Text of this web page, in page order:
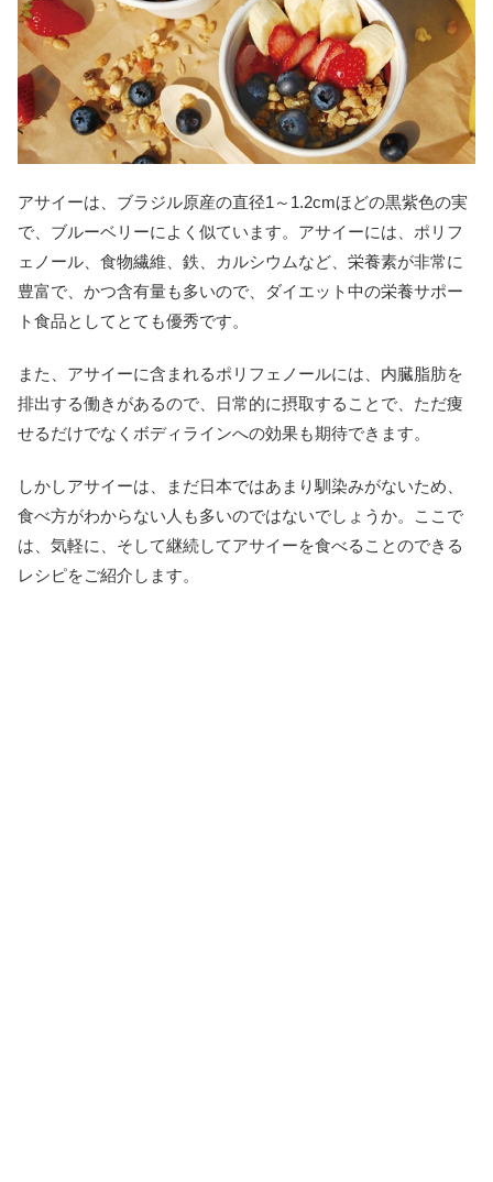
アサイーは、ブラジル原産の直径1～1.2cmほどの黒紫色の実
で、ブルーベリーによく似ています。アサイーには、ポリフ
ェノール、食物繊維、鉄、カルシウムなど、栄養素が非常に
豊富で、かつ含有量も多いので、ダイエット中の栄養サポー
ト食品としてとても優秀です。
また、アサイーに含まれるポリフェノールには、内臓脂肪を
排出する働きがあるので、日常的に摂取することで、ただ痩
せるだけでなくボディラインへの効果も期待できます。
しかしアサイーは、まだ日本ではあまり馴染みがないため、
食べ方がわからない人も多いのではないでしょうか。ここで
は、気軽に、そして継続してアサイーを食べることのできる
レシピをご紹介します。